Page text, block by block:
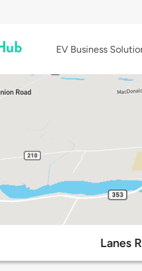
EV Business
Lanes